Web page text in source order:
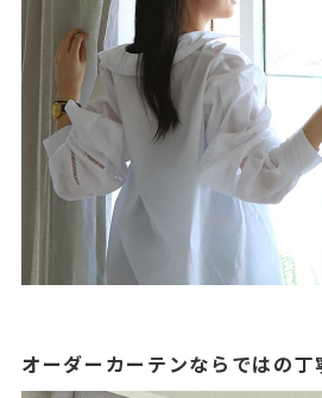
オーダーカーテンならではの丁